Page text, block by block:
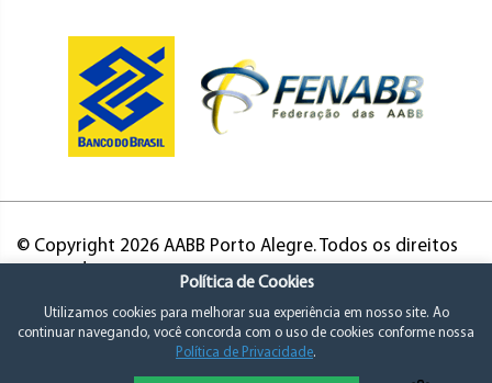
© Copyright 2026 AABB Porto Alegre. Todos os direitos
Política de Cookies
Utilizamos cookies para melhorar sua experiência em nosso site. Ao
continuar navegando, você concorda com o uso de cookies conforme nossa
Política de Privacidade.